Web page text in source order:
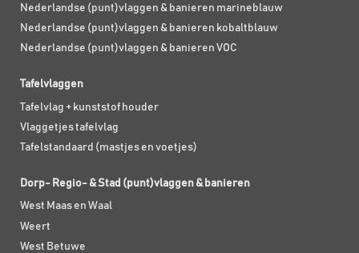
Nederlandse (punt)vlaggen & banieren marineblauw
Nederlandse (punt)vlaggen & banieren kobaltblauw
Nederlandse (punt)vlaggen & banieren VOC
Tafelvlaggen
Tafelvlag + kunststof houder
Vlaggetjes tafelvlag
Tafelstandaard (mastjes en voetjes)
Dorp- Regio- & Stad (punt)vlaggen & banieren
West Maas en Waal
Weert
West Betuwe